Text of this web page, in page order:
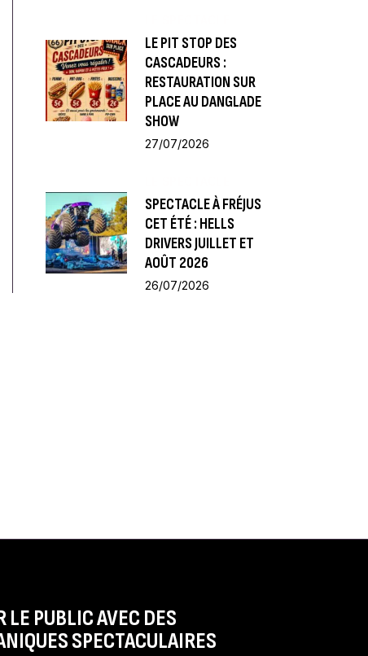
LE PIT STOP DES
CASCADEURS :
RESTAURATION SUR
PLACE AU DANGLADE
SHOW
27/07/2026
SPECTACLE À FRÉJUS
CET ÉTÉ : HELLS
DRIVERS JUILLET ET
AOÛT 2026
26/07/2026
LE PUBLIC AVEC DES
SPECTACULAIRES